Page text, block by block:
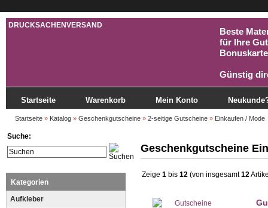
DRUCKSACHENVERSAND
Beste
für Ihre
Günstig
Startseite Warenkorb Mein Konto
Startseite » Katalog » Geschenkgutscheine » 2-seitige Gutscheine » Einkaufen / Mode
Suche:
Kategorien
Aufkleber
Geschenkgutscheine
Zeige 1 bis 12 (von insgesamt12